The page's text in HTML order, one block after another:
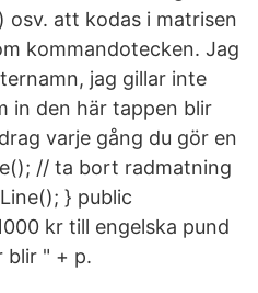
osv. att kodas i matrisen
kommandotecken. Jag
jag gillar inte
in den här tappen blir
varje gång du gör en
// ta bort radmatning
} public
kr till engelska pund
blir " + p.